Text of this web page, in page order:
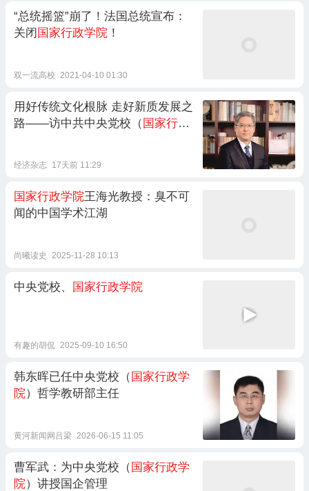
“总统摇篮”崩了！法国总统宣布：
关闭 国家行政学院 ！
双一流高校 2021-04-10 01:30
用好传统文化根脉 走好新质发展之
路——访中共中央党校（ 国家行政
经济杂志 17天前 11:29
国家行政学院王海光教授：臭不可
闻的中国学术江湖
尚曦读史 2025-11-28 10:13
中央党校、 国家行政学院
有趣的胡侃 2025-09-10 16:50
韩东晖已任中央党校（ 国家行政学
院）哲学教研部主任
黄河新闻网吕梁 2026-06-15 11:05
曹军武：为中央党校（ 国家行政学
院）讲授国企管理